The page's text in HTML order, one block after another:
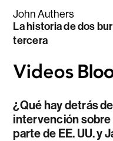
John Authers
La historia de dos
tercera
¿Qué hay detrás
intervención sobre
parte de EE. UU. y